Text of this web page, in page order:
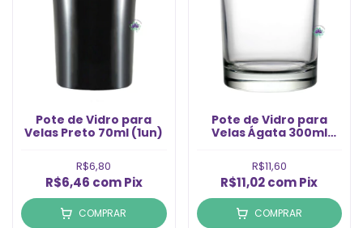
Pote de Vidro para
Velas Preto 70ml (1un)
R$6,80
R$6,46 com Pix
COMPRAR
Pote de Vidro para
Velas Ágata 300ml
R$11,60
R$11,02comPix
COMPRAR